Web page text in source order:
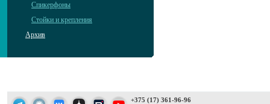
Спикерфоны
Стойки и крепления
Архив
+375 (17) 361-96-96